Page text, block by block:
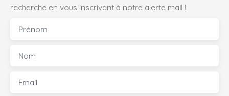
recherche en vous inscrivant à notre alerte mail !
Prénom
Nom
Email